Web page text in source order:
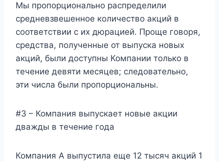
Мы пропорционально распределили
средневзвешенное количество акций в
соответствии с их дюрацией. Проще говоря,
средства, полученные от выпуска новых
акций, были доступны Компании только в
течение девяти месяцев; следовательно,
эти числа были пропорциональны.
#3 – Компания выпускает новые акции
дважды в течение года
Компания А выпустила еще 12 тысяч акций 1